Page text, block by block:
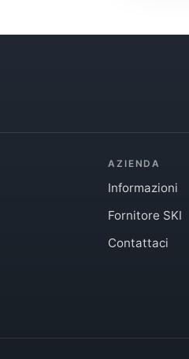
AZIENDA
Informazioni
Fornitore SKI
Contattaci